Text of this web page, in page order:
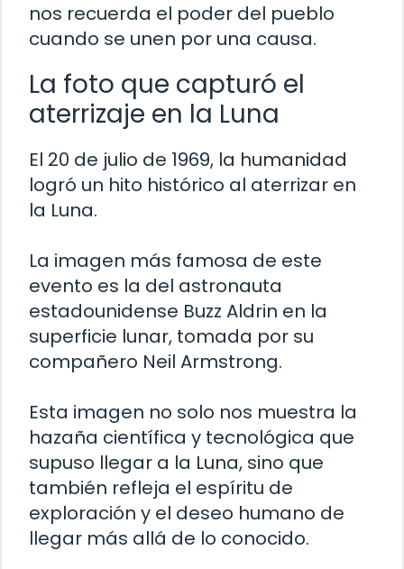
nos recuerda el poder del pueblo
cuando se unen por una causa.
La foto que capturó el
aterrizaje en la Luna
El 20 de julio de 1969, la humanidad
logró un hito histórico al aterrizar en
la Luna.
La imagen más famosa de este
evento es la del astronauta
estadounidense Buzz Aldrin en la
superficie lunar, tomada por su
compañero Neil Armstrong.
Esta imagen no solo nos muestra la
hazaña científica y tecnológica que
supuso llegar a la Luna, sino que
también refleja el espíritu de
exploración y el deseo humano de
llegar más allá de lo conocido.